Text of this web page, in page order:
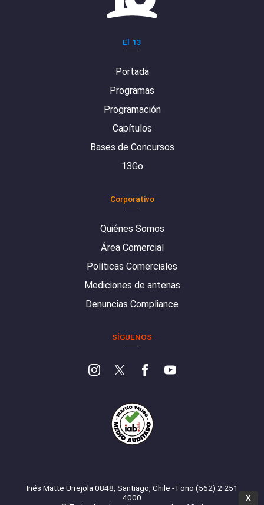
El 13
Portada
Programas
Programación
Capítulos
Bases de Concursos
13Go
Corporativo
Quiénes Somos
Área Comercial
Políticas Comerciales
Mediciones de antenas
Denuncias Compliance
SÍGUENOS
Inés Matte Urrejola 0848, Santiago, Chile - Fono (562) 2 251
4000
X